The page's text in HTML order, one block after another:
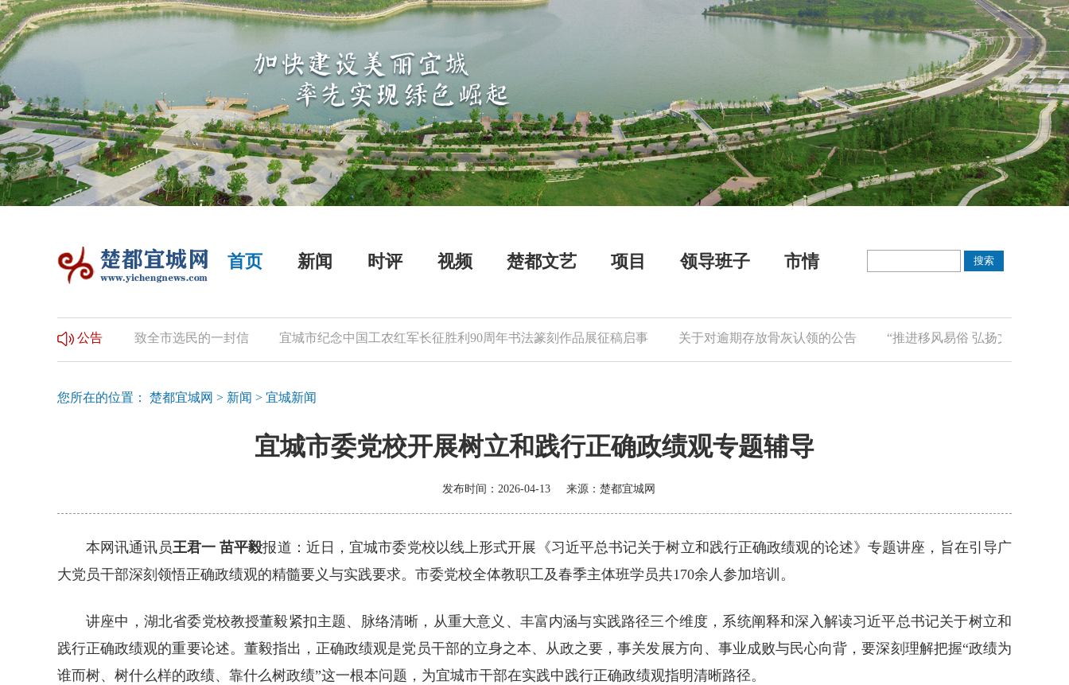
首页 新闻 时评 视频 楚都文艺 项目 领导班子 市情
公告
民登记的公告 致全市选民的一封信 宜城市纪念中国工农红军长征胜利90周年书法篆刻作品展征稿启事 关于对逾期存放骨灰认领的公告 “推进移风易俗 弘扬文明新风”倡议
您所在的位置： 楚都宜城网 > 新闻 > 宜城新闻
宜城市委党校开展树立和践行正确政绩观专题辅导
发布时间：2026-04-13 来源： 楚都宜城网
本网讯通讯员王君一 苗平毅报道：近日，宜城市委党校以线上形式开展《习近平总书记关于树立和践行正确政绩观的论述》专题讲座，旨在引导广
大党员干部深刻领悟正确政绩观的精髓要义与实践要求。市委党校全体教职工及春季主体班学员共170余人参加培训。
讲座中，湖北省委党校教授董毅紧扣主题、脉络清晰，从重大意义、丰富内涵与实践路径三个维度，系统阐释和深入解读习近平总书记关于树立和
践行正确政绩观的重要论述。董毅指出，正确政绩观是党员干部的立身之本、从政之要，事关发展方向、事业成败与民心向背，要深刻理解把握“政绩为
谁而树、树什么样的政绩、靠什么树政绩”这一根本问题，为宜城市干部在实践中践行正确政绩观指明清晰路径。